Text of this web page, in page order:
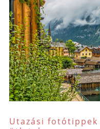
Utazási fotótippek